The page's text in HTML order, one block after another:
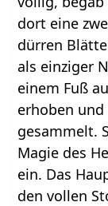
dort eine
dürren
als einziger
einem Fuß
erhoben
gesammelt.
Magie des
ein. Das
den vollen